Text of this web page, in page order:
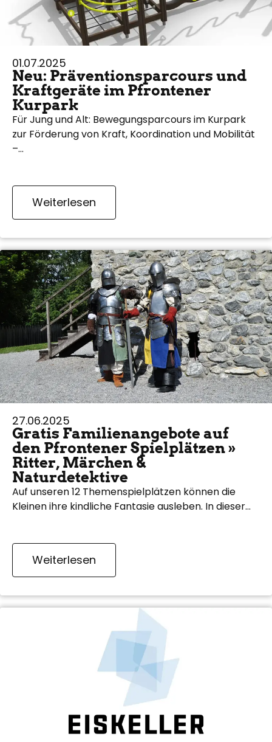
01.07.2025
Neu: Präventionsparcours und
Kraftgeräte im Pfrontener
Kurpark
Für Jung und Alt: Bewegungsparcours im Kurpark
zur Förderung von Kraft, Koordination und Mobilität
–…
Weiterlesen
27.06.2025
Gratis Familienangebote auf
den Pfrontener Spielplätzen »
Ritter, Märchen &
Naturdetektive
Auf unseren 12 Themenspielplätzen können die
Kleinen ihre kindliche Fantasie ausleben. In dieser…
Weiterlesen